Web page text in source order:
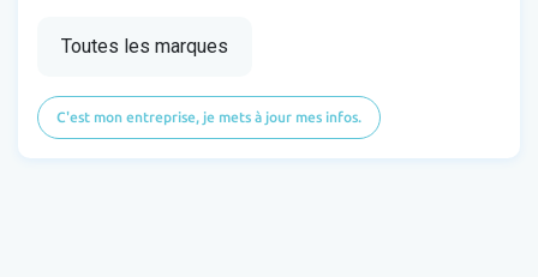
Toutes les marques
C'est mon entreprise, je mets à jour mes infos.